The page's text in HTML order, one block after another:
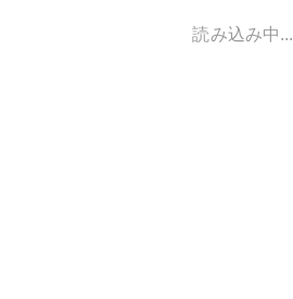
読み込み中...